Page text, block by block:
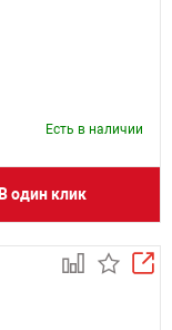
Есть в наличии
В один клик